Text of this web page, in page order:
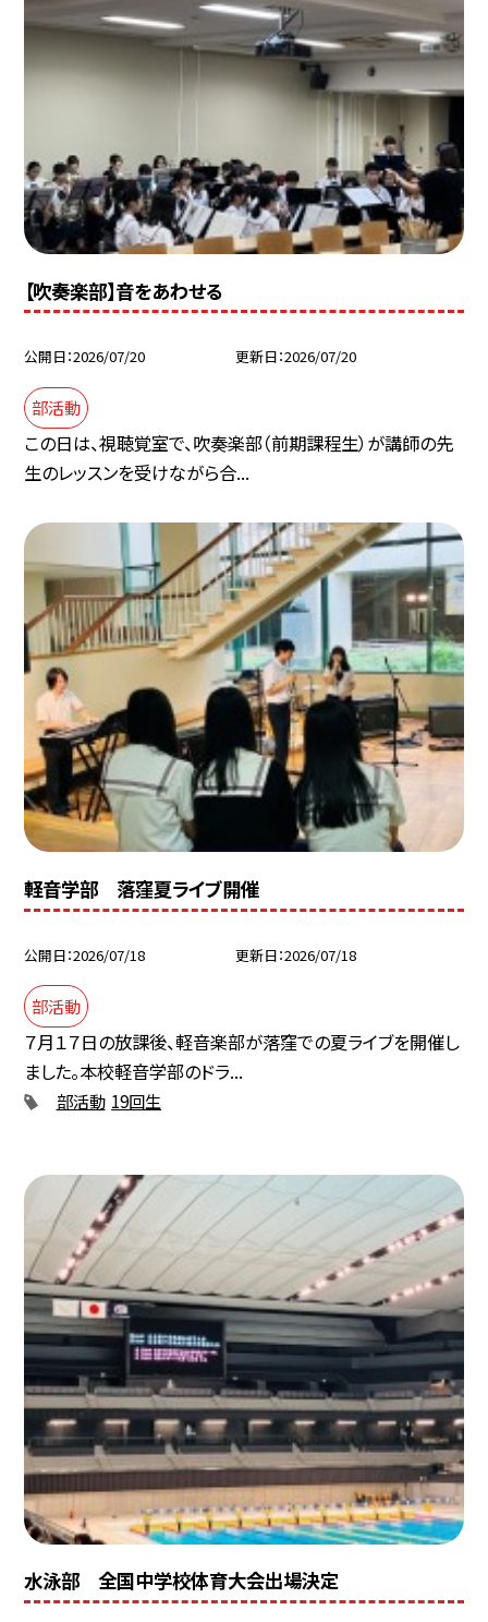
【吹奏楽部】音をあわせる
公開日 2026/07/20 更新日 2026/07/20
部活動
この日は、視聴覚室で、吹奏楽部（前期課程生）が講師の先
生のレッスンを受けながら合...
軽音学部 落窪夏ライブ開催
公開日 2026/07/18 更新日 2026/07/18
部活動
７月１７日の放課後、軽音楽部が落窪での夏ライブを開催し
ました。本校軽音学部のドラ...
部活動 19回生
水泳部 全国中学校体育大会出場決定